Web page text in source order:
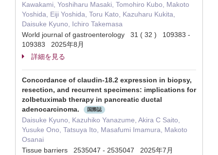
Kawakami, Yoshiharu Masaki, Tomohiro Kubo, Makoto
Yoshida, Eiji Yoshida, Toru Kato, Kazuharu Kukita,
Daisuke Kyuno, Ichiro Takemasa
World journal of gastroenterology 31 ( 32 ) 109383 -
109383 2025年8月
詳細を見る
Concordance of claudin-18.2 expression in biopsy,
resection, and recurrent specimens: implications for
zolbetuximab therapy in pancreatic ductal
adenocarcinoma.
国際誌
Daisuke Kyuno, Kazuhiko Yanazume, Akira C Saito,
Yusuke Ono, Tatsuya Ito, Masafumi Imamura, Makoto
Osanai
Tissue barriers 2535047 - 2535047 2025年7月